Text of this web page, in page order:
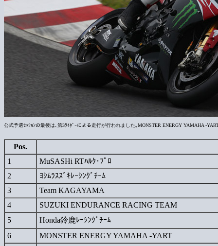
公式予選ｾｯｼｮﾝの最後は､第3ﾗｲﾀﾞｰによる走行が行われました｡MONSTER ENERGY YAMAHA -
Pos.
1
MuSASHi RTﾊﾙｸ･ﾌﾟﾛ
2
ﾖｼﾑﾗｽｽﾞｷﾚｰｼﾝｸﾞﾁｰﾑ
3
Team KAGAYAMA
4
SUZUKI ENDURANCE RACING TEAM
5
Honda鈴鹿ﾚｰｼﾝｸﾞﾁｰﾑ
6
MONSTER ENERGY YAMAHA -YART